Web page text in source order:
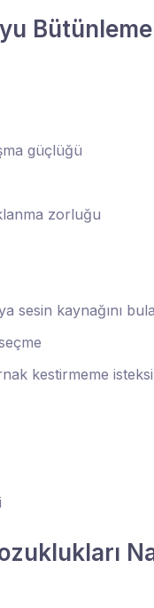
güçlüğü
zorluğu
sesin kaynağını
kestirmeme